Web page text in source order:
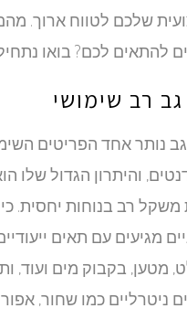
שלכם לטווח ארוך. מהם
להתאים לכם? בואו נתחיל!
רב שימושי
נותר אחד הפריטים
והיתרון הגדול שלו הוא
רב בנוחות יחסית.
מגיעים עם תאים
מטען, בקבוק מים ועוד,
ניטרליים כמו שחור, אפור